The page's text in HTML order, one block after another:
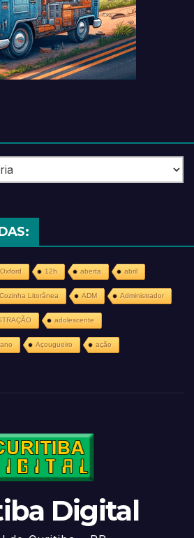
12h aberta abril
Litorânea ADM Administrador
adolescente
Açougueiro ação
Digital